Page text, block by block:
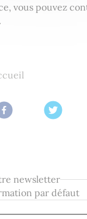
vous pouvez
newsletter
par défaut